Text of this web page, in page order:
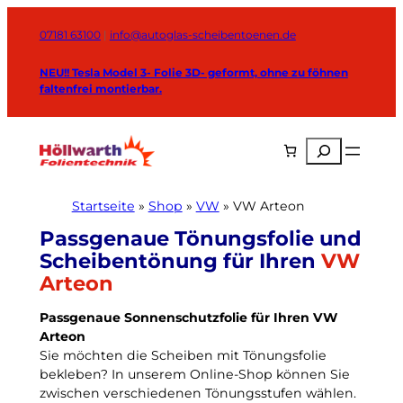
Inhalt07181 63100| info@autoglas-scheibentoenen.de
NEU!! Tesla Model 3- Folie 3D- geformt, ohne zu föhnen
faltenfrei montierbar.
Suchen
Startseite » Shop » VW » VW Arteon
VW
Arteon
Passgenaue Sonnenschutzfolie für Ihren VW
Arteon
Sie möchten die Scheiben mit Tönungsfolie
bekleben? In unserem Online-Shop können Sie
zwischen verschiedenen Tönungsstufen wählen.